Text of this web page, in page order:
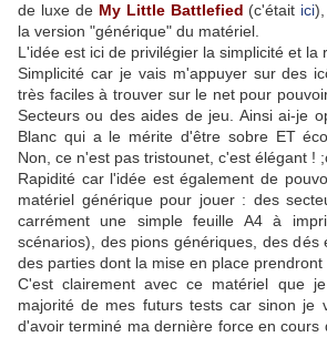
de luxe de My Little Battlefied (c'était ici
la version "générique" du matériel.
L'idée est ici de privilégier la simplicité et la
Simplicité car je vais m'appuyer sur des
très faciles à trouver sur le net pour
Secteurs ou des aides de jeu. Ainsi ai-je
Blanc qui a le mérite d'être sobre ET
Non, ce n'est pas tristounet, c'est élégant !
Rapidité car l'idée est également de
matériel générique pour jouer : des
carrément une simple feuille A4 à
scénarios), des pions génériques, des dés
des parties dont la mise en place prendront
C'est clairement avec ce matériel que
majorité de mes futurs tests car sinon je
d'avoir terminé ma dernière force en cours